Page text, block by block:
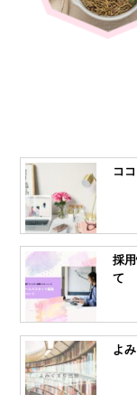
コ
採
て
よ